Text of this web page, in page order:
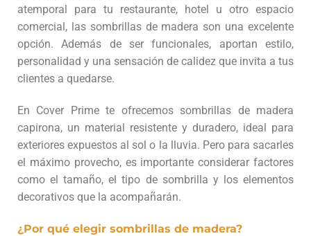
atemporal para tu restaurante, hotel u otro espacio
comercial, las sombrillas de madera son una excelente
opción. Además de ser funcionales, aportan estilo,
personalidad y una sensación de calidez que invita a tus
clientes a quedarse.
En Cover Prime te ofrecemos sombrillas de madera
capirona, un material resistente y duradero, ideal para
exteriores expuestos al sol o la lluvia. Pero para sacarles
el máximo provecho, es importante considerar factores
como el tamaño, el tipo de sombrilla y los elementos
decorativos que la acompañarán.
¿Por qué elegir sombrillas de madera?